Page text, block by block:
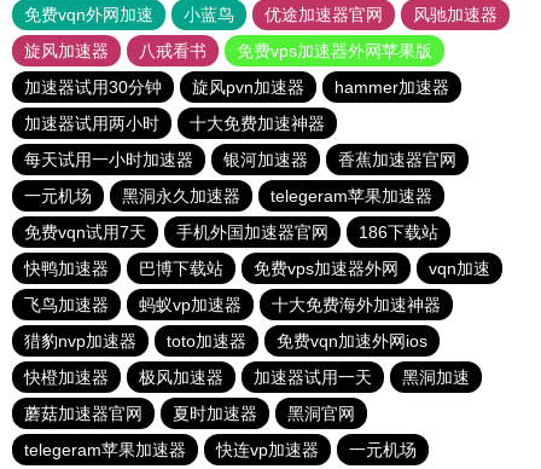
免费vqn外网加速
小蓝鸟 优途加速器官网
风驰加速器
旋风加速器
八戒看书
免费vps加速器外网苹果版
加速器试用30分钟
旋风pvn加速器
hammer加速器
加速器试用两小时
十大免费加速神器
每天试用一小时加速器
银河加速器
香蕉加速器官网
一元机场
黑洞永久加速器
telegeram苹果加速器
免费vqn试用7天
手机外国加速器官网
186下载站
快鸭加速器
巴博下载站 免费vps加速器外网
vqn加速
飞鸟加速器
蚂蚁vp加速器
十大免费海外加速神器
猎豹nvp加速器
toto加速器
免费vqn加速外网ios
快橙加速器
极风加速器 加速器试用一天
黑洞加速
蘑菇加速器官网
夏时加速器
黑洞官网
telegeram苹果加速器
快连vp加速器 一元机场